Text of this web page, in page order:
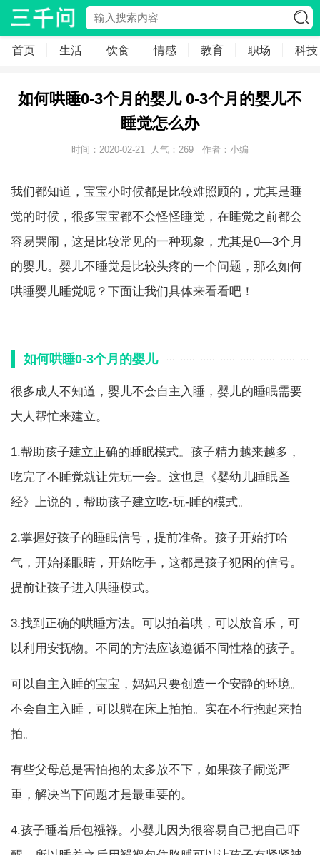
首页 生活 饮食 情感 教育 职场 科技
如何哄睡0-3个月的婴儿 0-3个月的婴儿不
睡觉怎么办
时间：2020-02-21 人气： 269 作者：小编
我们都知道，宝宝小时候都是比较难照顾的，尤其是睡
觉的时候，很多宝宝都不会怪怪睡觉，在睡觉之前都会
容易哭闹，这是比较常见的一种现象，尤其是0—3个月
的婴儿。婴儿不睡觉是比较头疼的一个问题，那么如何
哄睡婴儿睡觉呢？下面让我们具体来看看吧！
如何哄睡0-3个月的婴儿
很多成人不知道，婴儿不会自主入睡，婴儿的睡眠需要
大人帮忙来建立。
1.帮助孩子建立正确的睡眠模式。孩子精力越来越多，
吃完了不睡觉就让先玩一会。这也是《婴幼儿睡眠圣
经》上说的，帮助孩子建立吃-玩-睡的模式。
2.掌握好孩子的睡眠信号，提前准备。孩子开始打哈
气，开始揉眼睛，开始吃手，这都是孩子犯困的信号。
提前让孩子进入哄睡模式。
3.找到正确的哄睡方法。可以拍着哄，可以放音乐，可
以利用安抚物。不同的方法应该遵循不同性格的孩子。
可以自主入睡的宝宝，妈妈只要创造一个安静的环境。
不会自主入睡，可以躺在床上拍拍。实在不行抱起来拍
拍。
有些父母总是害怕抱的太多放不下，如果孩子闹觉严
重，解决当下问题才是最重要的。
4.孩子睡着后包襁褓。小婴儿因为很容易自己把自己吓